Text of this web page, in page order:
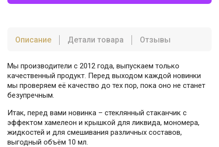
Описание Детали товара Отзывы
Мы производители с 2012 года, выпускаем только
качественный продукт. Перед выходом каждой новинки
мы проверяем её качество до тех пор, пока оно не станет
безупречным.
Итак, перед вами новинка – стеклянный стаканчик с
эффектом хамелеон и крышкой для ликвида, мономера,
жидкостей и для смешивания различных составов,
выгодный объём 10 мл.